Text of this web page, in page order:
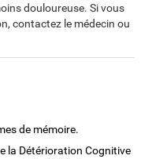
douloureuse. Si vous
contactez le médecin ou
de mémoire.
la Détérioration Cognitive